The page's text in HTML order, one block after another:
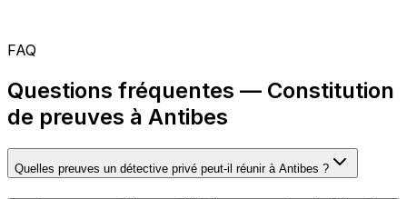
FAQ
Questions fréquentes — Constitution
de preuves à Antibes
Quelles preuves un détective privé peut-il réunir à Antibes ?